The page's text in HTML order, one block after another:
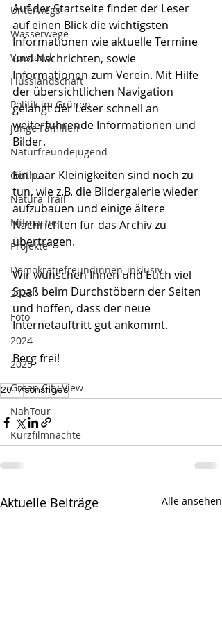
Unterwegs
Wasserwege
Vorstand
Flusslandschaft
Politik im Grünen
junge Familien
Naturfreundejugend
Geithe
Natura Trail
Mitmachen
Projekte
Demokratiefreundinnen_inklusiv
2023
Foto
2024
2025
Green City View
NahTour
Kurzfilmnächte
Auf der Startseite findet der Leser
auf einen Blick die wichtigsten
Informationen wie aktuelle Termine
und Nachrichten, sowie
Informationen zum Verein. Mit Hilfe
der übersichtlichen Navigation
gelangt der Leser schnell an
weiterführende Informationen und
Bilder.
Ein paar Kleinigkeiten sind noch zu
tun, wie z.B. die Bildergalerie wieder
aufzubauen und einige ältere
Nachrichten für das Archiv zu
übertragen.
Wir wünschen Ihnen und Euch viel
Spaß beim Durchstöbern der Seiten
und hoffen, dass der neue
Internetauftritt gut ankommt.
Berg frei!
2017sonstiges
Aktuelle Beiträge Alle ansehen